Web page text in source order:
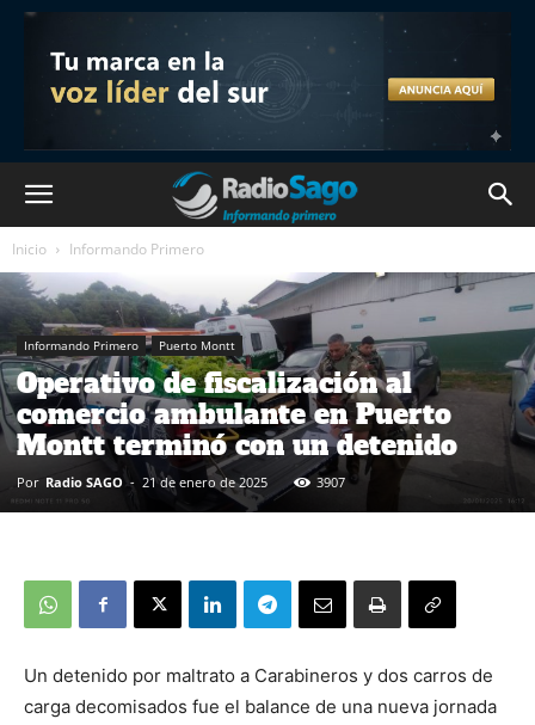
Inicio Informando Primero
Informando Primero Puerto Montt
Operativo de fiscalización al
comercio ambulante en Puerto
Montt terminó con un detenido
Por Radio SAGO - 21 de enero de 2025 3907
Un detenido por maltrato a Carabineros y dos carros de
carga decomisados fue el balance de una nueva jornada